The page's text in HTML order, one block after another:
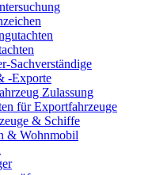
Sachverständige
-Exporte
Zulassung
für Exportfahrzeuge
& Schiffe
& Wohnmobil